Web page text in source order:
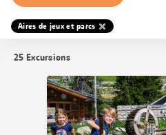
Aires de jeux et parcs
25 Excursions